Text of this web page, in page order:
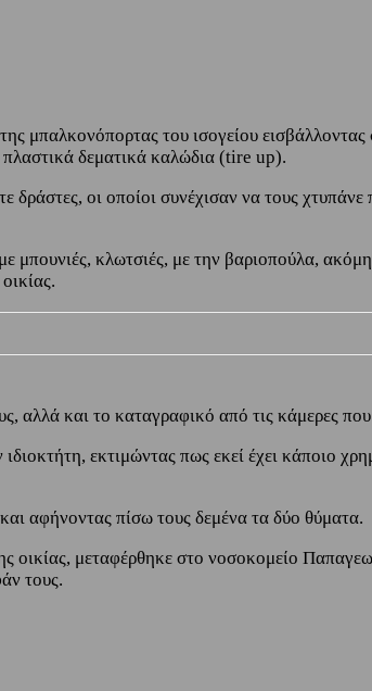
μπαλκονόπορτας του ισογείου
πλαστικά δεματικά καλώδια (tire up).
οι οποίοι συνέχισαν να τους
κλωτσιές, με την βαριοπούλα,
και το καταγραφικό από τις κάμερες που
εκτιμώντας πως εκεί έχει κάποιο
αφήνοντας πίσω τους δεμένα τα δύο θύματα.
οικίας, μεταφέρθηκε στο νοσοκομείο
τους.